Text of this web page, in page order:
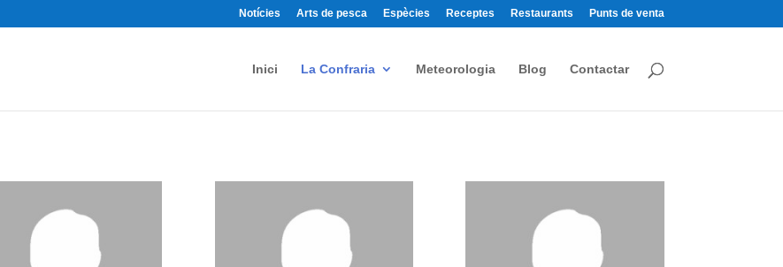
Notícies Arts de pesca Espècies Receptes Restaurants Punts de venta
Inici La Confraria Meteorologia Blog Contactar